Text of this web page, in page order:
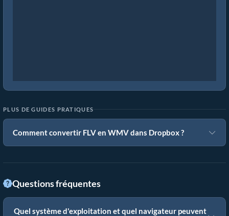
PLUS DE GUIDES PRATIQUES
Comment convertir FLV en WMV dans Dropbox ?
Questions fréquentes
Quel système d'exploitation et quel navigateur peuvent